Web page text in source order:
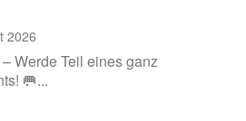
2026
Werde Teil eines ganz
🥅...